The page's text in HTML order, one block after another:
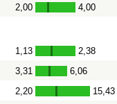
2,00 - 4,00
1,13 - 2,38
3,31 - 6,06
2,20 - 15,43